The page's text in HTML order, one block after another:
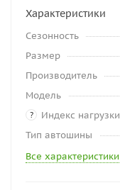
Характеристики
Сезонность
Размер
Производитель
Модель
? Индекс нагрузки
Тип автошины
Все характеристики